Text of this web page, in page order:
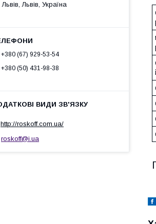
Львів, Львів, Україна
+380 (67) 929-53-54
+380 (50) 431-98-38
http://roskoff.com.ua/
roskoff@i.ua